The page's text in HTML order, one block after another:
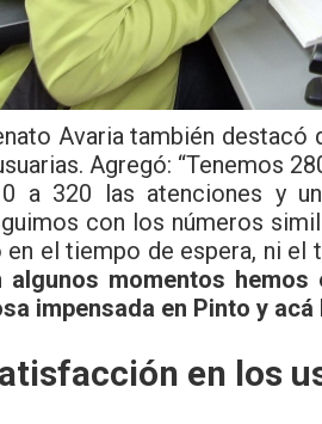
Avaria también
Agregó: “Tenemos
a 320 las atenciones y
con los números
en el tiempo de espera, ni el
algunos momentos
impensada en Pinto y
en los